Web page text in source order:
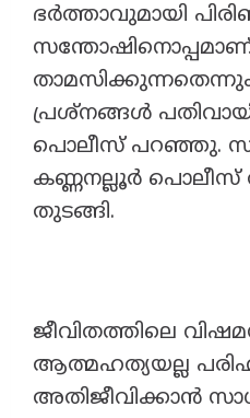
ഭർത്താവുമായി
പ്രശ്നങ്ങൾ
പൊലീസ് പറഞ്ഞു.
കണ്ണനല്ലൂർ
തുടങ്ങി.
ജീവിതത്തിലെ
ആത്മഹത്യയല്ല
അതിജീവിക്കാന്‍